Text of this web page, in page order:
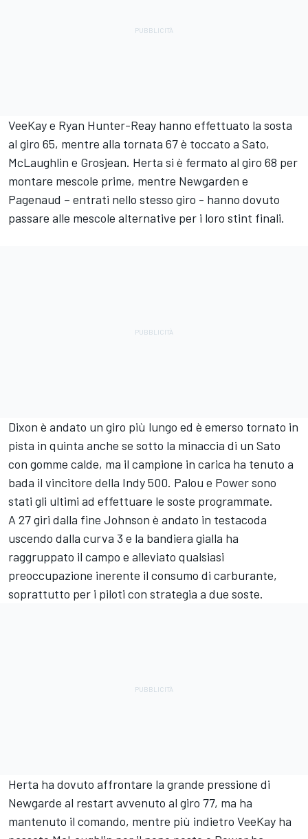
VeeKay e Ryan Hunter-Reay hanno effettuato la sosta
al giro 65, mentre alla tornata 67 è toccato a Sato,
McLaughlin e Grosjean. Herta si è fermato al giro 68 per
montare mescole prime, mentre Newgarden e
Pagenaud – entrati nello stesso giro - hanno dovuto
passare alle mescole alternative per i loro stint finali.
Dixon è andato un giro più lungo ed è emerso tornato in
pista in quinta anche se sotto la minaccia di un Sato
con gomme calde, ma il campione in carica ha tenuto a
bada il vincitore della Indy 500. Palou e Power sono
stati gli ultimi ad effettuare le soste programmate.
A 27 giri dalla fine Johnson è andato in testacoda
uscendo dalla curva 3 e la bandiera gialla ha
raggruppato il campo e alleviato qualsiasi
preoccupazione inerente il consumo di carburante,
soprattutto per i piloti con strategia a due soste.
Herta ha dovuto affrontare la grande pressione di
Newgarde al restart avvenuto al giro 77, ma ha
mantenuto il comando, mentre più indietro VeeKay ha